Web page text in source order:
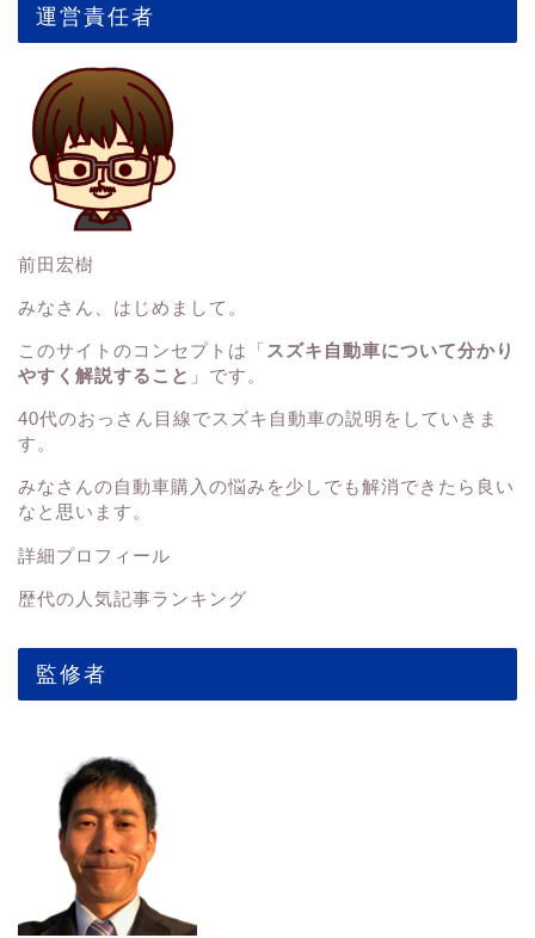
運営責任者
前田宏樹
みなさん、はじめまして。
このサイトのコンセプトは「 スズキ自動車について分かり
やすく解説すること 」です。
40代のおっさん目線でスズキ自動車の説明をしていきま
す。
みなさんの自動車購入の悩みを少しでも解消できたら良い
なと思います。
詳細プロフィール
歴代の人気記事ランキング
監修者